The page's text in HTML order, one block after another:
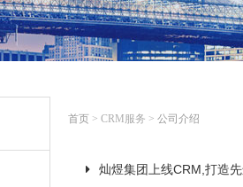
首页 > CRM服务 > 公司介绍
灿煜集团上线CRM,打造